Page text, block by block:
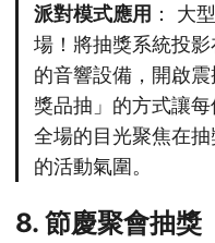
派對模式應用 ： 大
場！將抽獎系統投
的音響設備，開啟
獎品抽」的方式讓
全場的目光聚焦在
的活動氣圍。
8. 節慶聚會抽獎